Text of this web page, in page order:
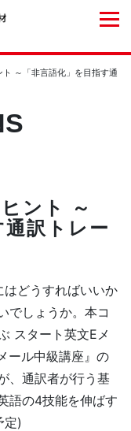
～「非言語化」を目指す通
ント ～
通訳トレー
どうすればいいか
でしょうか。本コ
スタート英文Eメ
ール中級講座』の
、通訳者が行う基
語の4技能を伸ばす
定)